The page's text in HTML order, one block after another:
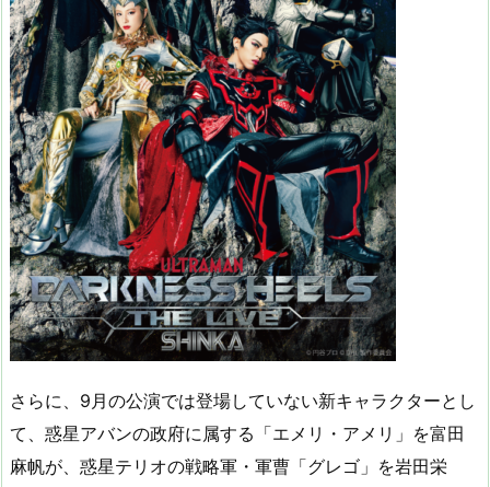
さらに、9月の公演では登場していない新キャラクターとし
て、惑星アバンの政府に属する「エメリ・アメリ」を富田
麻帆が、惑星テリオの戦略軍・軍曹「グレゴ」を岩田栄